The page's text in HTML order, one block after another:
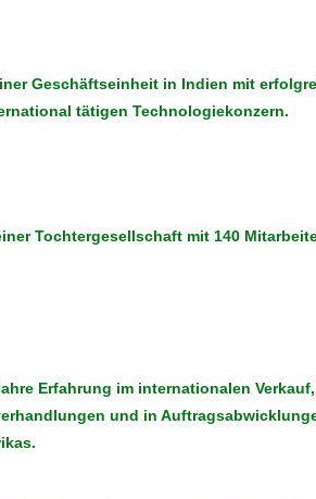
Geschäftseinheit in Indien mit
tätigen Technologiekonzern.
Tochtergesellschaft mit 140
Erfahrung im internationalen
und in